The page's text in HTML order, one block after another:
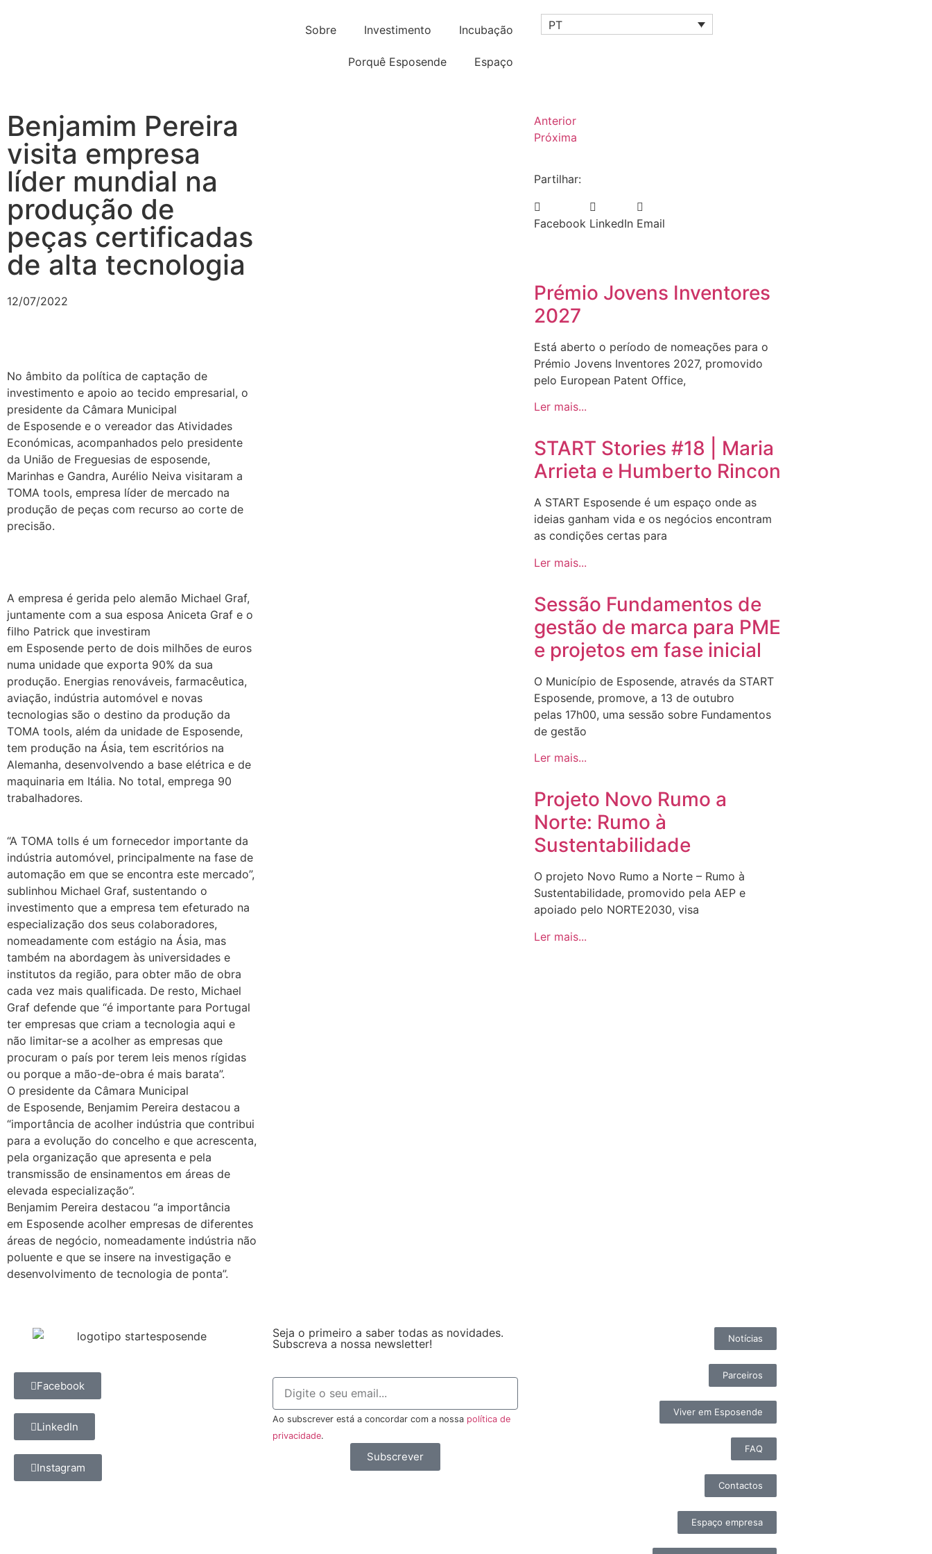
Sobre Investimento Incubação
Porquê Esposende Espaço
PT
Benjamim Pereira
visita empresa
líder mundial na
produção de
peças certificadas
de alta tecnologia
12/07/2022
No âmbito da política de captação de
investimento e apoio ao tecido empresarial, o
presidente da Câmara Municipal
de Esposende e o vereador das Atividades
Económicas, acompanhados pelo presidente
da União de Freguesias de esposende,
Marinhas e Gandra, Aurélio Neiva visitaram a
TOMA tools, empresa líder de mercado na
produção de peças com recurso ao corte de
precisão.
A empresa é gerida pelo alemão Michael Graf,
juntamente com a sua esposa Aniceta Graf e o
filho Patrick que investiram
em Esposende perto de dois milhões de euros
numa unidade que exporta 90% da sua
produção. Energias renováveis, farmacêutica,
aviação, indústria automóvel e novas
tecnologias são o destino da produção da
TOMA tools, além da unidade de Esposende,
tem produção na Ásia, tem escritórios na
Alemanha, desenvolvendo a base elétrica e de
maquinaria em Itália. No total, emprega 90
trabalhadores.
“A TOMA tolls é um fornecedor importante da
indústria automóvel, principalmente na fase de
automação em que se encontra este mercado”,
sublinhou Michael Graf, sustentando o
investimento que a empresa tem efeturado na
especialização dos seus colaboradores,
nomeadamente com estágio na Ásia, mas
também na abordagem às universidades e
institutos da região, para obter mão de obra
cada vez mais qualificada. De resto, Michael
Graf defende que “é importante para Portugal
ter empresas que criam a tecnologia aqui e
não limitar-se a acolher as empresas que
procuram o país por terem leis menos rígidas
ou porque a mão-de-obra é mais barata”.
O presidente da Câmara Municipal
de Esposende, Benjamim Pereira destacou a
“importância de acolher indústria que contribui
para a evolução do concelho e que acrescenta,
pela organização que apresenta e pela
transmissão de ensinamentos em áreas de
elevada especialização”.
Benjamim Pereira destacou “a importância
em Esposende acolher empresas de diferentes
áreas de negócio, nomeadamente indústria não
poluente e que se insere na investigação e
desenvolvimento de tecnologia de ponta”.
Anterior
Próxima
Partilhar:
Facebook LinkedIn Email
Prémio Jovens Inventores
2027
Está aberto o período de nomeações para o
Prémio Jovens Inventores 2027, promovido
pelo European Patent Office,
Ler mais...
START Stories #18 | Maria
Arrieta e Humberto Rincon
A START Esposende é um espaço onde as
ideias ganham vida e os negócios encontram
as condições certas para
Ler mais...
Sessão Fundamentos de
gestão de marca para PME
e projetos em fase inicial
O Município de Esposende, através da START
Esposende, promove, a 13 de outubro
pelas 17h00, uma sessão sobre Fundamentos
de gestão
Ler mais...
Projeto Novo Rumo a
Norte: Rumo à
Sustentabilidade
O projeto Novo Rumo a Norte – Rumo à
Sustentabilidade, promovido pela AEP e
apoiado pelo NORTE2030, visa
Ler mais...
Facebook
LinkedIn
Instagram
Seja o primeiro a saber todas as novidades.
Subscreva a nossa newsletter!
Ao subscrever está a concordar com a nossa política de
privacidade.
Subscrever
Notícias
Parceiros
Viver em Esposende
FAQ
Contactos
Espaço empresa